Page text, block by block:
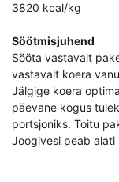
3820 kcal/kg
Söötmisjuhend
Sööta vastavalt
vastavalt koera
Jälgige koera
päevane kogus
portsjoniks. Toitu
Joogivesi peab alati